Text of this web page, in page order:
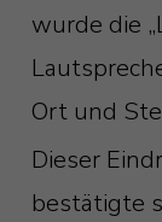
wurde die
Ort und
Dieser
bestätigte